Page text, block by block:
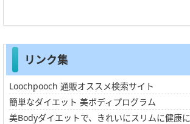
リンク集
Loochpooch 通販オススメ検索サイト
簡単なダイエット 美ボディプログラム
美Bodyダイエットで、きれいにスリムに健康に